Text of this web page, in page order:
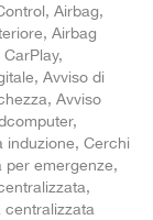
Airbag,
Airbag
Avviso di
Avviso
induzione, Cerchi
per emergenze,
centralizzata